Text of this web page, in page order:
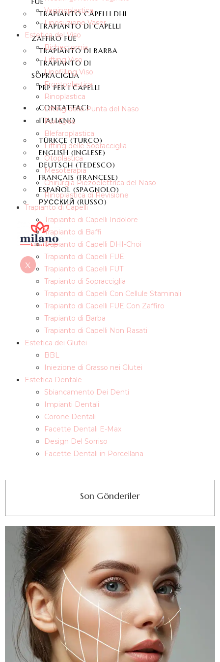
TRAPIANTO CAPELLI DHI
TRAPIANTO DI CAPELLI
ZAFFIRO FUE
TRAPIANTO DI BARBA
TRAPIANTO DI
SOPRACIGLIA
PRP PER I CAPELLI
CONTATTACI
ITALIANO
TÜRKÇE (TURCO)
ENGLISH (INGLESE)
DEUTSCH (TEDESCO)
FRANÇAIS (FRANCESE)
ESPAÑOL (SPAGNOLO)
РУССКИЙ (RUSSO)
X
Vaginoplastica
Liposuzione Vaser
Estetica del Viso
Bichectomia
Lifting Viso
Lipofilling Viso
Frontoplastica
Rinoplastica
Lifting della Punta del Naso
Fox Eyes
Blefaroplastica
Lifting delle Sopracciglia
Otoplastica
Mesoterapia
Chirurgia Piezoelettrica del Naso
Rinoplastica di Revisione
Trapianto di Capelli
Trapianto di Capelli Indolore
Trapianto di Baffi
Trapianto di Capelli DHI-Choi
Trapianto di Capelli FUE
Trapianto di Capelli FUT
Trapianto di Sopracciglia
Trapianto di Capelli Con Cellule Staminali
Trapianto di Capelli FUE Con Zaffiro
Trapianto di Barba
Trapianto di Capelli Non Rasati
Estetica dei Glutei
BBL
Iniezione di Grasso nei Glutei
Estetica Dentale
Sbiancamento Dei Denti
Impianti Dentali
Corone Dentali
Facette Dentali E-Max
Design Del Sorriso
Facette Dentali in Porcellana
Son Gönderiler